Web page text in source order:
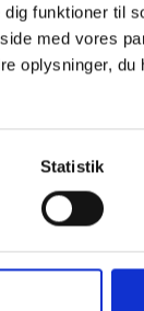
funktioner til
med vores
oplysninger,
Statistik
og
varieret
kommunen